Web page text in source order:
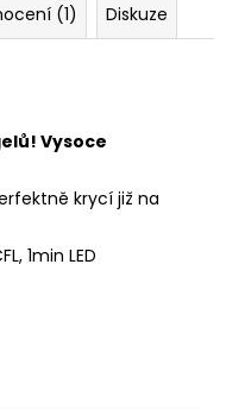
(1) Diskuze
Vysoce
krycí již na
1min LED